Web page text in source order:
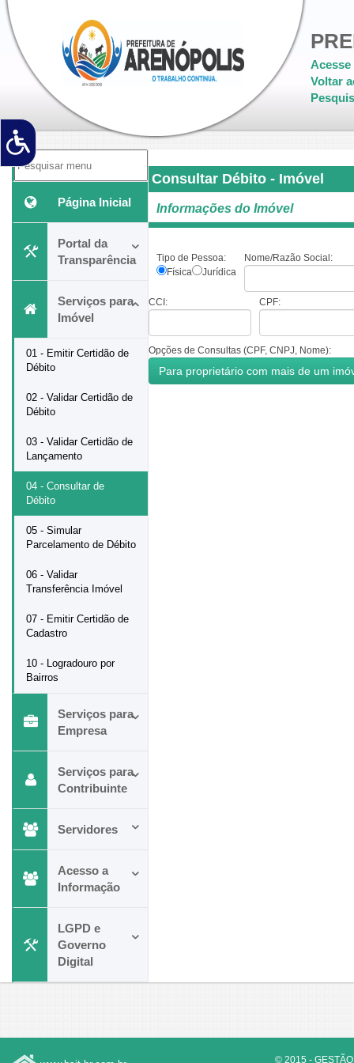
Acesse
Voltar
Página Inicial
Portal da
Transparência
Serviços para
Imóvel
01 - Emitir Certidão de
Débito
02 - Validar Certidão de
Débito
03 - Validar Certidão de
Lançamento
04 - Consultar de
Débito
05 - Simular
Parcelamento de Débito
06 - Validar
Transferência Imóvel
07 - Emitir Certidão de
Cadastro
10 - Logradouro por
Bairros
Serviços para
Empresa
Serviços para
Contribuinte
Servidores
Acesso a
Informação
LGPD e
Governo
Digital
Consultar Débito - Imóvel
Informações do Imóvel
Tipo de Pessoa:
Física
Jurídica
Nome/Razão Social:
CCI: CPF:
Opções de Consultas (CPF, CNPJ, Nome):
© 2015 -